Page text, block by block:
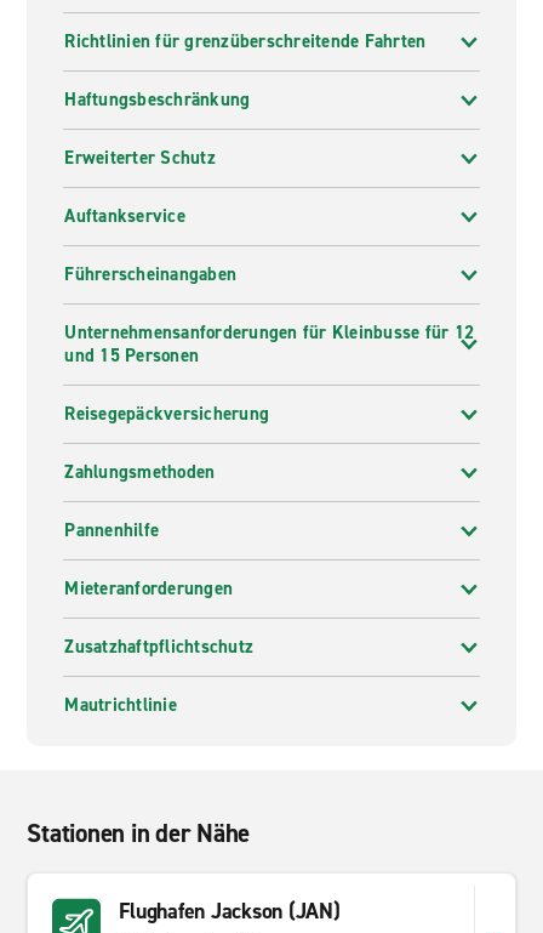
Richtlinien für grenzüberschreitende Fahrten
Haftungsbeschränkung
Erweiterter Schutz
Auftankservice
Führerscheinangaben
Unternehmensanforderungen für Kleinbusse für 12
und 15 Personen
Reisegepäckversicherung
Zahlungsmethoden
Pannenhilfe
Mieteranforderungen
Zusatzhaftpflichtschutz
Mautrichtlinie
Stationen in der Nähe
Flughafen Jackson (JAN)